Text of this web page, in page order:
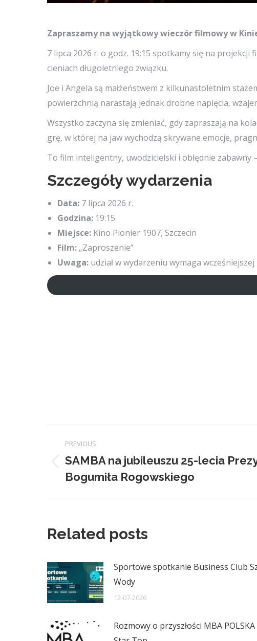
Zapraszamy na wyjątkowy wieczór filmowy w
7 lipca 2026 r. o godz. 19:15 spotkamy się na
cieniach długoletniego związku.
Joe i Angela są małżeństwem z kilkunastoletnim
powierzchnią narastają jednak drobne napięcia,
Wszystko zaczyna się zmieniać, gdy zapraszają na
grę, w której na jaw wychodzą skrywane emocje,
To film inteligentny, uwodzicielski i obłędnie
Szczegóły wydarzenia
Data: 7 lipca 2026 r.
Godzina: 19:15
Miejsce: Kino Pionier 1907, Szczecin
Film: „Zaproszenie”
Uwaga: udział w wydarzeniu wymaga
Post
navigation
PREVIOUS
Previous
post:
SAMBA na jubileuszu 25-lecia
Bogumiła Rogowskiego
Related posts
Sportowe spotkanie Business Club
Wody
12-07-2026
Rozmowy o przyszłości MBA